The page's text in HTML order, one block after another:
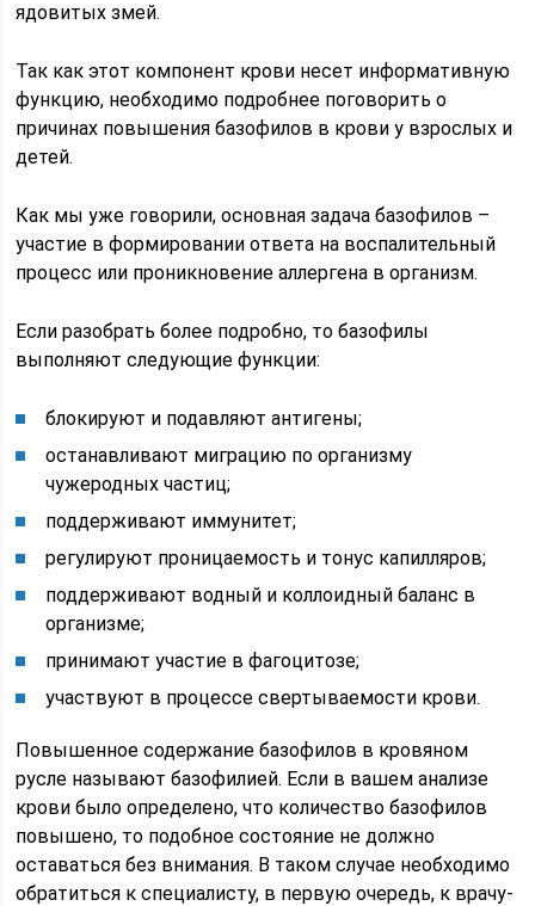
ядовитых змей.
Так как этот компонент крови несет информативную
функцию, необходимо подробнее поговорить о
причинах повышения базофилов в крови у взрослых и
детей.
Как мы уже говорили, основная задача базофилов –
участие в формировании ответа на воспалительный
процесс или проникновение аллергена в организм.
Если разобрать более подробно, то базофилы
выполняют следующие функции:
блокируют и подавляют антигены;
останавливают миграцию по организму
чужеродных частиц;
поддерживают иммунитет;
регулируют проницаемость и тонус капилляров;
поддерживают водный и коллоидный баланс в
организме;
принимают участие в фагоцитозе;
участвуют в процессе свертываемости крови.
Повышенное содержание базофилов в кровяном
русле называют базофилией. Если в вашем анализе
крови было определено, что количество базофилов
повышено, то подобное состояние не должно
оставаться без внимания. В таком случае необходимо
обратиться к специалисту, в первую очередь, к врачу-